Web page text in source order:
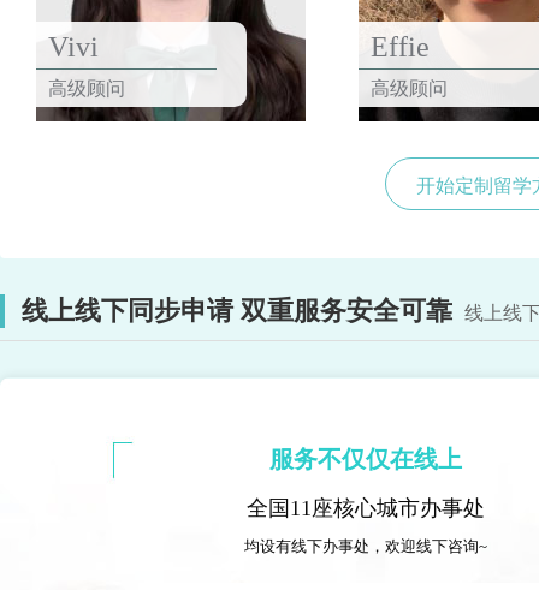
Vivi
高级顾问
Effie
高级顾问
开始定制留学
线上线下同步申请 双重服务安全可靠 线上线
服务不仅仅在线上
全国11座核心城市办事处
均设有线下办事处，欢迎线下咨询~